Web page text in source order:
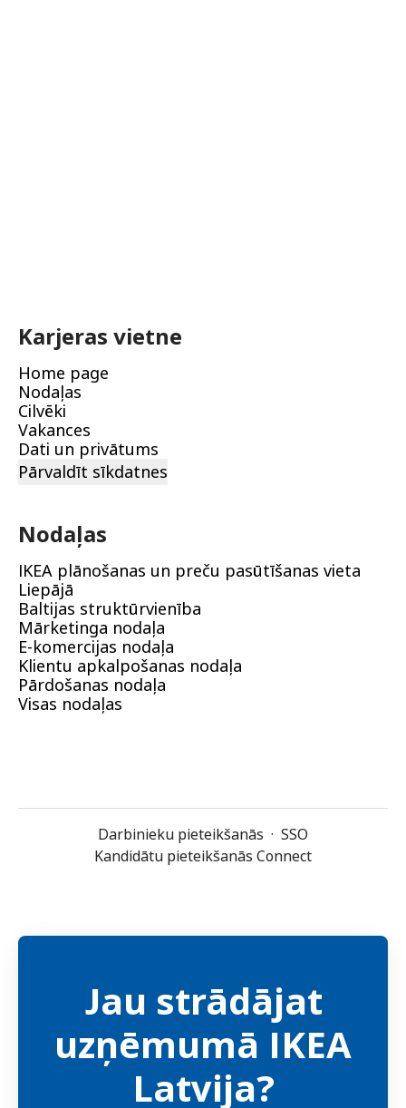
Karjeras vietne
Home page
Nodaļas
Cilvēki
Vakances
Dati un privātums
Pārvaldīt sīkdatnes
Nodaļas
IKEA plānošanas un preču pasūtīšanas vieta
Liepājā
Baltijas struktūrvienība
Mārketinga nodaļa
E-komercijas nodaļa
Klientu apkalpošanas nodaļa
Pārdošanas nodaļa
Visas nodaļas
Darbinieku pieteikšanās · SSO
Kandidātu pieteikšanās Connect
Jau strādājat
uzņēmumā IKEA
Latvija?